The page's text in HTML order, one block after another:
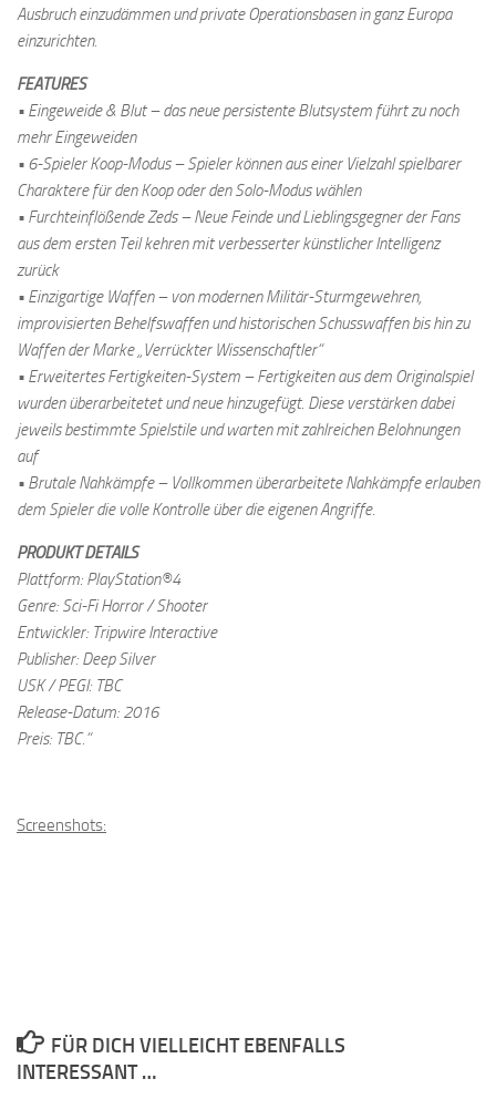
Ausbruch einzudämmen und private Operationsbasen in ganz Europa
einzurichten.
FEATURES
• Eingeweide & Blut – das neue persistente Blutsystem führt zu noch
mehr Eingeweiden
• 6-Spieler Koop-Modus – Spieler können aus einer Vielzahl spielbarer
Charaktere für den Koop oder den Solo-Modus wählen
• Furchteinflößende Zeds – Neue Feinde und Lieblingsgegner der Fans
aus dem ersten Teil kehren mit verbesserter künstlicher Intelligenz
zurück
• Einzigartige Waffen – von modernen Militär-Sturmgewehren,
improvisierten Behelfswaffen und historischen Schusswaffen bis hin zu
Waffen der Marke „Verrückter Wissenschaftler“
• Erweitertes Fertigkeiten-System – Fertigkeiten aus dem Originalspiel
wurden überarbeitetet und neue hinzugefügt. Diese verstärken dabei
jeweils bestimmte Spielstile und warten mit zahlreichen Belohnungen
auf
• Brutale Nahkämpfe – Vollkommen überarbeitete Nahkämpfe erlauben
dem Spieler die volle Kontrolle über die eigenen Angriffe.
PRODUKT DETAILS
Plattform: PlayStation®4
Genre: Sci-Fi Horror / Shooter
Entwickler: Tripwire Interactive
Publisher: Deep Silver
USK / PEGI: TBC
Release-Datum: 2016
Preis: TBC.“
Screenshots:
FÜR DICH VIELLEICHT EBENFALLS
INTERESSANT …